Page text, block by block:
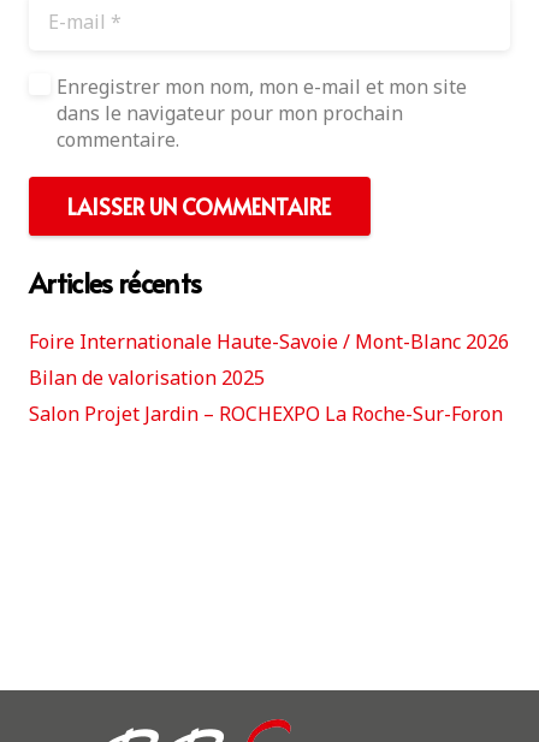
Enregistrer mon nom, mon e-mail et mon site
dans le navigateur pour mon prochain
commentaire.
LAISSER UN COMMENTAIRE
Articles récents
Foire Internationale Haute-Savoie / Mont-Blanc 2026
Bilan de valorisation 2025
Salon Projet Jardin – ROCHEXPO La Roche-Sur-Foron